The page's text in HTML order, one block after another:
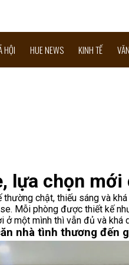
HỘI HUE NEWS KINH TẾ
lựa chọn
chật, thiếu sáng và
Mỗi phòng được thiết kế
ở một mình thì vẫn đủ và khá
nhà tình thương đến